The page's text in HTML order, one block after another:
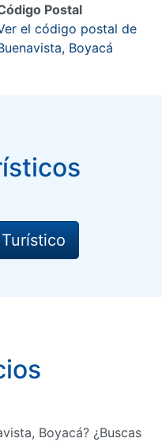
Postal
el código postal de
Boyacá
Boyacá? ¿Buscas